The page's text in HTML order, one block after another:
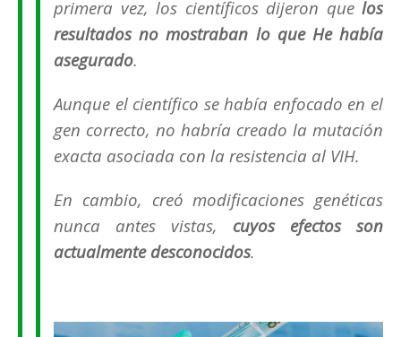
primera vez, los científicos dijeron quelos
resultados no mostraban lo que Hehabía
asegurado.
Aunque el científico se había enfocado en el
gen correcto, no habría creado la mutación
exacta asociada con la resistencia al VIH.
En cambio, creó modificaciones genéticas
nunca antes vistas, cuyos efectos son
actualmente desconocidos.